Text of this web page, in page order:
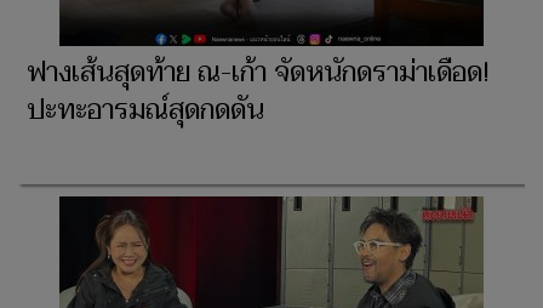
ฟางเส้นสุดท้าย ณ-เก้า จัดหนักดราม่าเดือด!
ปะทะอารมณ์สุดกดดัน